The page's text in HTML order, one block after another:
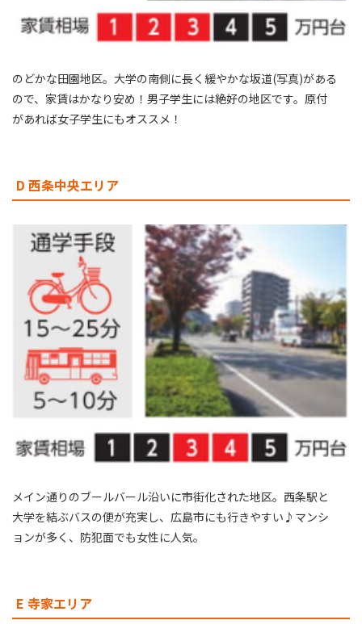
のどかな田園地区。大学の南側に長く緩やかな坂道(写真)がある
ので、家賃はかなり安め！男子学生には絶好の地区です。原付
があれば女子学生にもオススメ！
D 西条中央エリア
メイン通りのブールバール沿いに市街化された地区。西条駅と
大学を結ぶバスの便が充実し、広島市にも行きやすい♪マンシ
ョンが多く、防犯面でも女性に人気。
E 寺家エリア